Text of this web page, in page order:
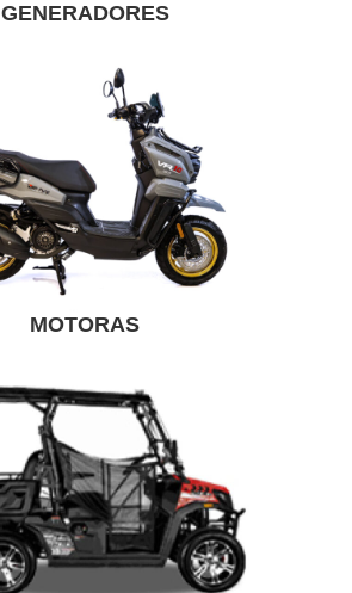
GENERADORES
MOTORAS